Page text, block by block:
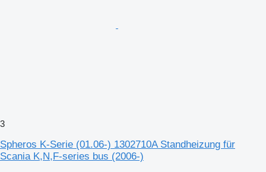
3
Spheros K-Serie (01.06-) 1302710A Standheizung für
Scania K,N,F-series bus (2006-)